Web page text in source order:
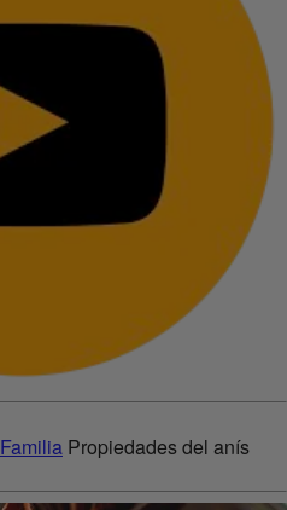
Familia Propiedades del anís